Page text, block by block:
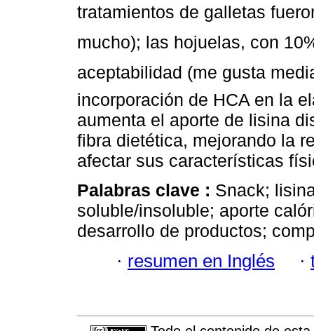
tratamientos de galletas
mucho); las hojuelas, con
aceptabilidad (me gusta
incorporación de HCA en la
aumenta el aporte de lisina
fibra dietética, mejorando la
afectar sus características
Palabras clave : Snack;
soluble/insoluble; aporte
desarrollo de productos;
· resumen en Inglés ·